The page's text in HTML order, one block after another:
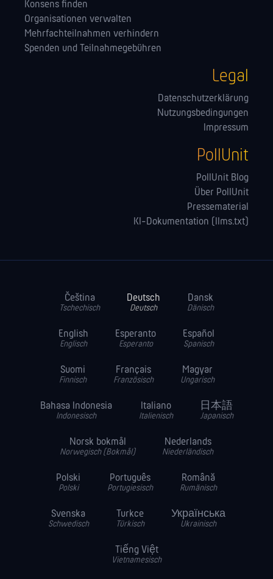
Konsens finden
Orga­nisationen verwalten
Mehrfachteilnahmen verhindern
Spenden und Teilnahmegebühren
Legal
Datenschutzerklärung
Nutzungsbedingungen
Impressum
PollUnit
PollUnit Blog
Über PollUnit
Pressematerial
KI-Dokumentation (llms.txt)
Čeština
Tschechisch
Deutsch
Deutsch
Dansk
Dänisch
English
Englisch
Esperanto
Esperanto
Español
Spanisch
Suomi
Finnisch
Français
Französisch
Magyar
Ungarisch
Bahasa Indonesia
Indonesisch
Italiano
Italienisch
日本語
Japanisch
Norsk bokmål
Norwegisch (Bokmål)
Nederlands
Niederländisch
Polski
Polski
Português
Portugiesisch
Română
Rumänisch
Svenska
Schwedisch
Turkce
Türkisch
Українська
Ukrainisch
Tiếng Việt
Vietnamesisch